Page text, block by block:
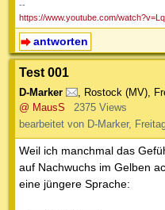
--
https://www.youtube.com/
antworten
Test 001
D-Marker , Rostock (MV),
@ MausS
2375 Views
bearbeitet von D-Marker,
Weil ich manchmal das
auf Nachwuchs im Gelben
eine jüngere Sprache: